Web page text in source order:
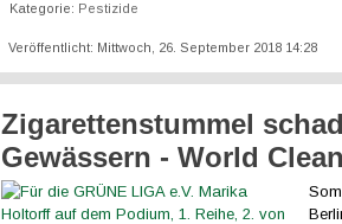
Kategorie: Pestizide
Veröffentlicht: Mittwoch, 26. September 2018 14:28
Zigarettenstummel
Gewässern - World